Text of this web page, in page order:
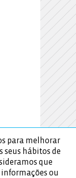
para melhorar
seus hábitos de
que
ou